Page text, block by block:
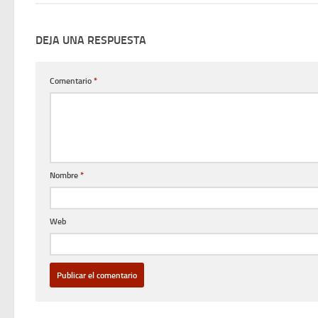
DEJA UNA RESPUESTA
Comentario *
Nombre *
Web